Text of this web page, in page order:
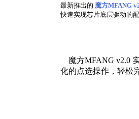
最新推出的 魔方MFANG
快速实现芯片底层驱动的
魔方MFANG v2.0
化的点选操作，轻松